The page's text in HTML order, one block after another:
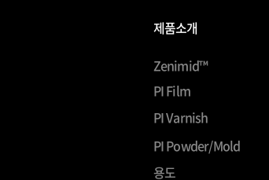
제품소개
Zenimid™
PI Film
PI Varnish
PI Powder/Mold
용도